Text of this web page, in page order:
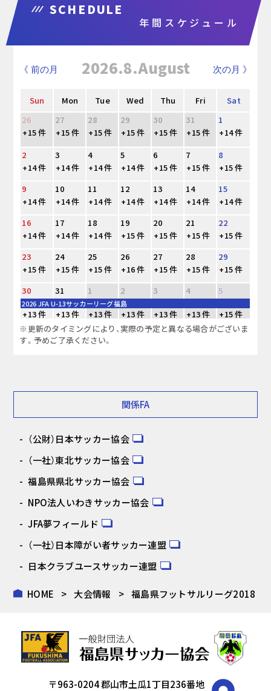
SCHEDULE
年間スケジュール
《 前の月 次の月 》
2026.8.August
Sun Mon Tue Wed Thu Fri
Sat
26
27 28 29 30 31
1
+15 件
+15 件 +15 件 +15 件 +15 件 +15 件
+14 件
2
3 4 5 6 7
8
+14 件
+14 件 +14 件 +14 件 +15 件 +15 件
+15 件
9
10 11 12 13 14
15
+14 件
+14 件 +14 件 +14 件 +14 件 +14 件
+14 件
16
17 18 19 20 21
22
+14 件
+14 件 +14 件 +15 件 +15 件 +15 件
+15 件
23
24 25 26 27 28
29
+15 件
+15 件 +15 件 +16 件 +15 件 +15 件
+15 件
30
31 1 2 3 4 5
2026 JFA U-13サッカーリーグ福島
+13 件 +13 件 +13 件 +13 件 +13 件 +13 件
+15 件
※更新のタイミングにより、実際の予定と異なる場合がございま
す。予めご了承ください。
関係FA
（公財）日本サッカー協会
（一社）東北サッカー協会
福島県県北サッカー協会
NPO法人いわきサッカー協会
JFA夢フィールド
（一社）日本障がい者サッカー連盟
日本クラブユースサッカー連盟
HOME 大会情報 福島県フットサルリーグ2018
〒963-0204 郡山市土瓜1丁目236番地